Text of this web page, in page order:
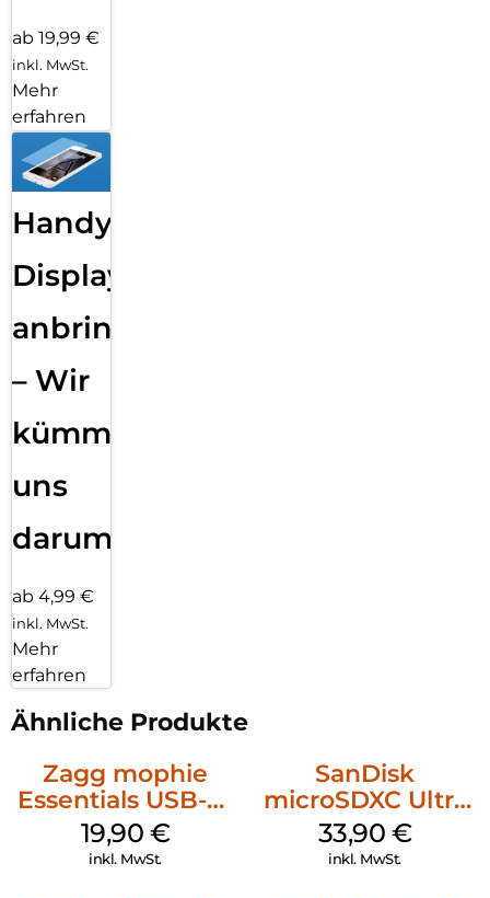
ab 19,99 €
inkl. MwSt.
Mehr
erfahren
Handy
Displayfolie
anbringen
– Wir
kümmern
uns
darum!
ab 4,99 €
inkl. MwSt.
Mehr
erfahren
Ähnliche Produkte
Zagg mophie
Essentials USB-C-
20W Charger PD
Weiß
19,90 €
inkl. MwSt.
SanDisk
microSDXC Ultra
128 GB + Adapter
Mobile
33,90 €
inkl. MwSt.